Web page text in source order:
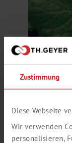
Zustimmung
Diese Webseite
Wir verwenden
personalisieren,
KÜHLEFFEKT
Produktnummer: